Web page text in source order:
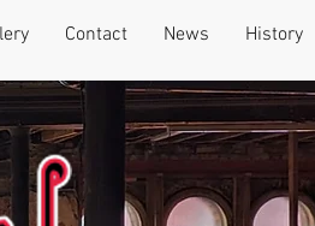
Contact News History